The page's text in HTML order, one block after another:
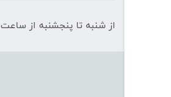
از شنبه تا پنجشنبه از ساعت 10 الی 19 پاسخگوی شما هستیم